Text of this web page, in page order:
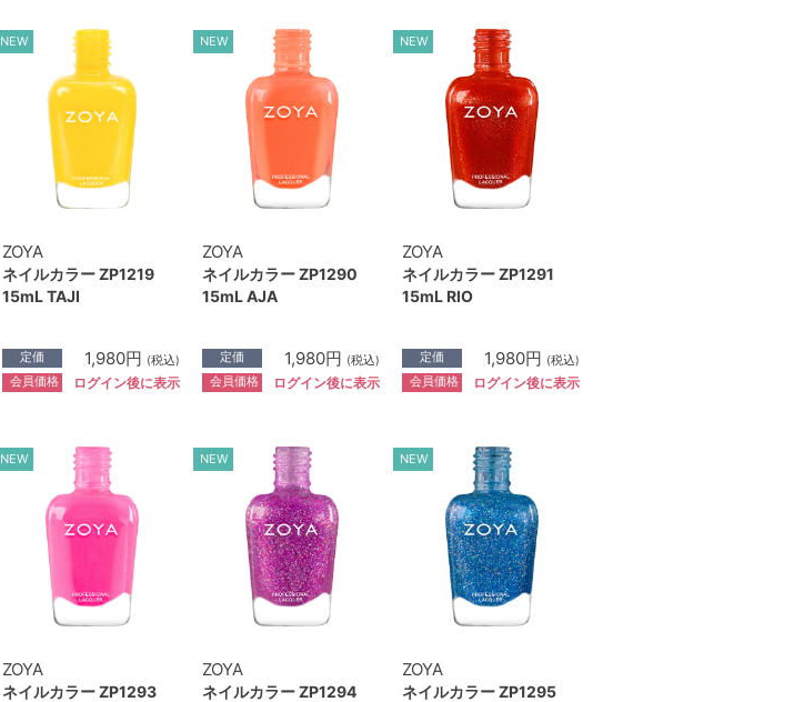
NEW
ZOYA
ネイルカラー ZP1219
15mL TAJI
定価 1,980円 (税込)
会員価格 ログイン後に表示
NEW
ZOYA
ネイルカラー ZP1290
15mL AJA
定価 1,980円 (税込)
会員価格 ログイン後に表示
NEW
ZOYA
ネイルカラー ZP1291
15mL RIO
定価 1,980円 (税込)
会員価格 ログイン後に表示
NEW
ZOYA
ネイルカラー ZP1293
NEW
ZOYA
ネイルカラー ZP1294
NEW
ZOYA
ネイルカラー ZP1295